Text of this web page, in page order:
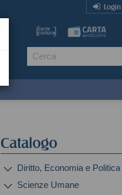
Login
Catalogo
Diritto, Economia e Politica
Scienze Umane